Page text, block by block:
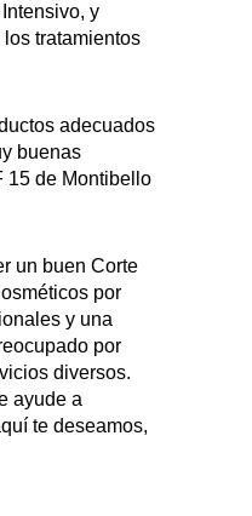
y
tratamientos
adecuados
buenas
15 de Montibello
un buen Corte
por
y una
por
diversos.
ayude a
te deseamos,